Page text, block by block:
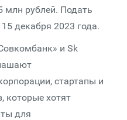
млн рублей. Подать
декабря 2023 года.
и Sk
стартапы и
которые хотят
для